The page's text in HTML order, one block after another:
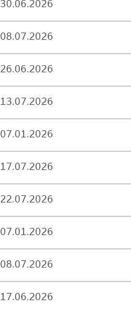
30.06.2026
08.07.2026
26.06.2026
13.07.2026
07.01.2026
17.07.2026
22.07.2026
07.01.2026
08.07.2026
17.06.2026